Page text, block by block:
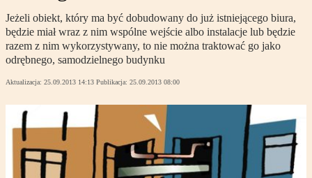
Jeżeli obiekt, który ma być dobudowany do już istniejącego biura,
będzie miał wraz z nim wspólne wejście albo instalacje lub będzie
razem z nim wykorzystywany, to nie można traktować go jako
odrębnego, samodzielnego budynku
Aktualizacja: 25.09.2013 14:13 Publikacja: 25.09.2013 08:00